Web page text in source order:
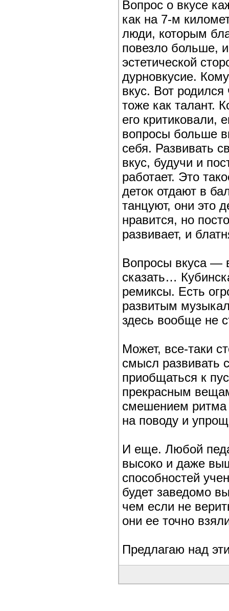
Вопрос о вкусе
как на 7-м
люди, которым
повезло больше,
эстетической
дурновкусие.
вкус. Вот
тоже как талант.
его критиковали,
вопросы больше
себя. Развивать
вкус, будучи и
работает. Это
деток отдают в
танцуют, они это
нравится, но
развивает, и
Вопросы вкуса —
сказать…
ремиксы. Есть
развитым
здесь вообще не
Может, все-таки
смысл развивать
приобщаться к
прекрасным
смешением ритма
на поводу и
И еще. Любой
высоко и даже
способностей
будет заведомо
чем если не
они ее точно
Предлагаю над